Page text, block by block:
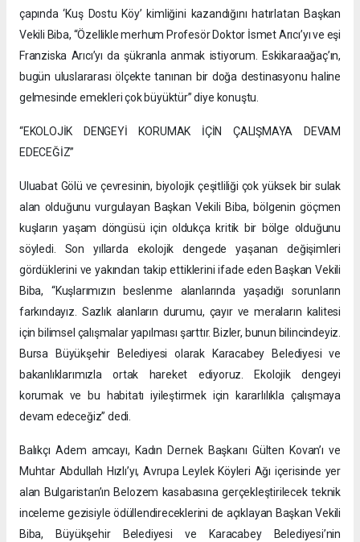
çapında ‘Kuş Dostu Köy’ kimliğini kazandığını hatırlatan Başkan
Vekili Biba, “Özellikle merhum Profesör Doktor İsmet Arıcı’yı ve eşi
Franziska Arıcı’yı da şükranla anmak istiyorum. Eskikaraağaç’ın,
bugün uluslararası ölçekte tanınan bir doğa destinasyonu haline
gelmesinde emekleri çok büyüktür” diye konuştu.
“EKOLOJİK DENGEYİ KORUMAK İÇİN ÇALIŞMAYA DEVAM
EDECEĞİZ”
Uluabat Gölü ve çevresinin, biyolojik çeşitliliği çok yüksek bir sulak
alan olduğunu vurgulayan Başkan Vekili Biba, bölgenin göçmen
kuşların yaşam döngüsü için oldukça kritik bir bölge olduğunu
söyledi. Son yıllarda ekolojik dengede yaşanan değişimleri
gördüklerini ve yakından takip ettiklerini ifade eden Başkan Vekili
Biba, “Kuşlarımızın beslenme alanlarında yaşadığı sorunların
farkındayız. Sazlık alanların durumu, çayır ve meraların kalitesi
için bilimsel çalışmalar yapılması şarttır. Bizler, bunun bilincindeyiz.
Bursa Büyükşehir Belediyesi olarak Karacabey Belediyesi ve
bakanlıklarımızla ortak hareket ediyoruz. Ekolojik dengeyi
korumak ve bu habitatı iyileştirmek için kararlılıkla çalışmaya
devam edeceğiz” dedi.
Balıkçı Adem amcayı, Kadın Dernek Başkanı Gülten Kovan’ı ve
Muhtar Abdullah Hızlı’yı, Avrupa Leylek Köyleri Ağı içerisinde yer
alan Bulgaristan’ın Belozem kasabasına gerçekleştirilecek teknik
inceleme gezisiyle ödüllendireceklerini de açıklayan Başkan Vekili
Biba, Büyükşehir Belediyesi ve Karacabey Belediyesi’nin